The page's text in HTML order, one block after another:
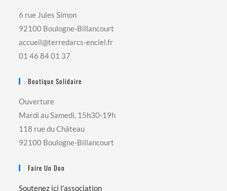
6 rue Jules Simon
92100 Boulogne-Billancourt
accueil@terredarcs-enciel.fr
01 46 84 01 37
Boutique Solidaire
Ouverture
Mardi au Samedi, 15h30-19h
118 rue du Château
92100 Boulogne-Billancourt
Faire Un Don
Soutenez ici l'association